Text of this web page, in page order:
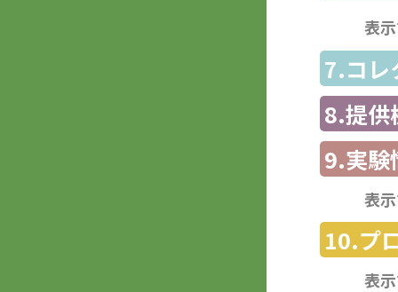
表
7.コレ
8.提供
9.実験
表
10.プ
表